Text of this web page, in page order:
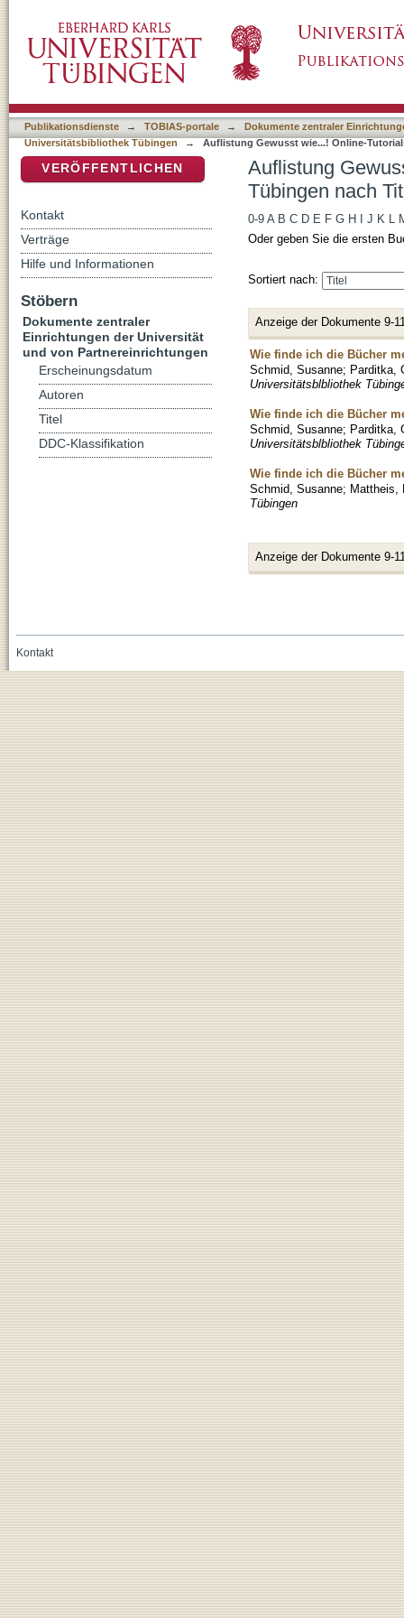
Publikationsdienste → TOBIAS-portale →
Dokumente zentraler
Universitätsbibliothek Tübingen
→ Auflistung Gewusst wie...! Online-
Auflistung
Tübingen nach
0-9 A B C D E F G H J K L
Oder geben Sie die ersten
Sortiert nach:
Anzeige der Dokumente 9-
Wie finde ich die Bücher
Schmid, Susanne; Parditka,
Universitätsblbliothek
Wie finde ich die Bücher
Schmid, Susanne; Parditka,
Universitätsblbliothek
Wie finde ich die Bücher
Schmid, Susanne; Mattheis,
Tübingen
Anzeige der Dokumente 9-
VERÖFFENTLICHEN
Kontakt
Verträge
Hilfe und Informationen
Stöbern
Dokumente zentraler
Einrichtungen der Universität
und von Partnereinrichtungen
Erscheinungsdatum
Autoren
Titel
DDC-Klassifikation
Kontakt